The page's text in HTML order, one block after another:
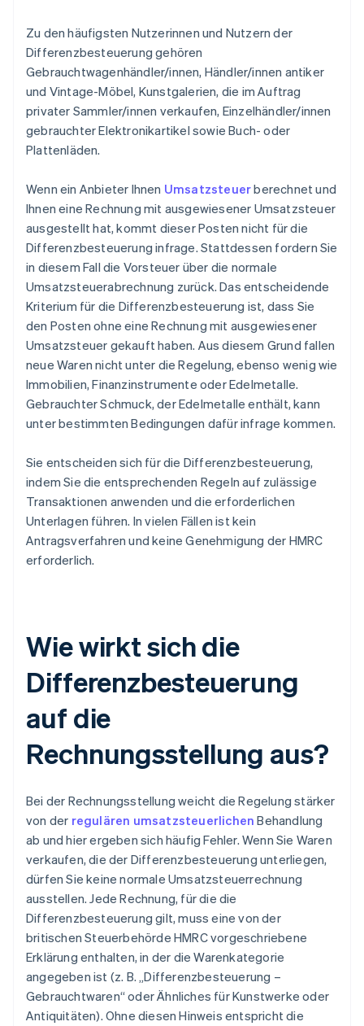
Zu den häufigsten Nutzerinnen und Nutzern der
Differenzbesteuerung gehören
Gebrauchtwagenhändler/innen, Händler/innen antiker
und Vintage-Möbel, Kunstgalerien, die im Auftrag
privater Sammler/innen verkaufen, Einzelhändler/innen
gebrauchter Elektronikartikel sowie Buch- oder
Plattenläden.
Wenn ein Anbieter Ihnen Umsatzsteuerberechnet und
Ihnen eine Rechnung mit ausgewiesener Umsatzsteuer
ausgestellt hat, kommt dieser Posten nicht für die
Differenzbesteuerung infrage. Stattdessen fordern Sie
in diesem Fall die Vorsteuer über die normale
Umsatzsteuerabrechnung zurück. Das entscheidende
Kriterium für die Differenzbesteuerung ist, dass Sie
den Posten ohne eine Rechnung mit ausgewiesener
Umsatzsteuer gekauft haben. Aus diesem Grund fallen
neue Waren nicht unter die Regelung, ebenso wenig wie
Immobilien, Finanzinstrumente oder Edelmetalle.
Gebrauchter Schmuck, der Edelmetalle enthält, kann
unter bestimmten Bedingungen dafür infrage kommen.
Sie entscheiden sich für die Differenzbesteuerung,
indem Sie die entsprechenden Regeln auf zulässige
Transaktionen anwenden und die erforderlichen
Unterlagen führen. In vielen Fällen ist kein
Antragsverfahren und keine Genehmigung der HMRC
erforderlich.
Wie wirkt sich die
Differenzbesteuerung
auf die
Rechnungsstellung aus?
Bei der Rechnungsstellung weicht die Regelung stärker
von der regulären umsatzsteuerlichen Behandlung
ab und hier ergeben sich häufig Fehler. Wenn Sie Waren
verkaufen, die der Differenzbesteuerung unterliegen,
dürfen Sie keine normale Umsatzsteuerrechnung
ausstellen. Jede Rechnung, für die die
Differenzbesteuerung gilt, muss eine von der
britischen Steuerbehörde HMRC vorgeschriebene
Erklärung enthalten, in der die Warenkategorie
angegeben ist (z. B. „Differenzbesteuerung –
Gebrauchtwaren“ oder Ähnliches für Kunstwerke oder
Antiquitäten). Ohne diesen Hinweis entspricht die